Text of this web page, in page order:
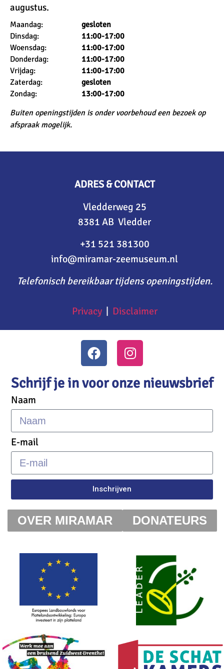
augustus.
Maandag:
Dinsdag:
Woensdag:
Donderdag:
Vrijdag:
Zaterdag:
Zondag:
gesloten
11:00-17:00
11:00-17:00
11:00-17:00
11:00-17:00
gesloten
13:00-17:00
Buiten openingstijden is onder voorbehoud een bezoek op
afspraak mogelijk.
ADRES & CONTACT
Vledderweg 25
8381 AB Vledder
+31 521 381300
info@miramar-zeemuseum.nl
Telefonisch bereikbaar tijdens openingstijden.
Privacy| Disclaimer
Schrijf je in voor onze nieuwsbrief
Naam
E-mail
Inschrijven
OVER MIRAMAR DONATEURS